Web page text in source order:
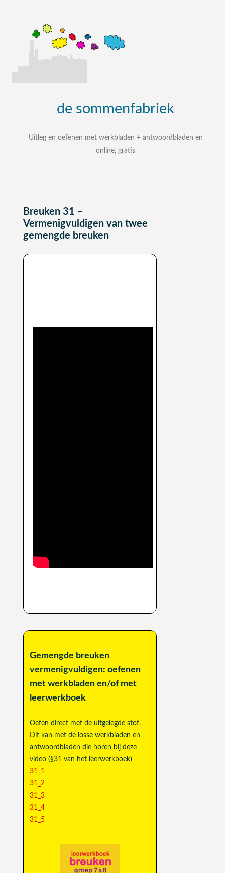
de sommenfabriek
Uitleg en oefenen met werkbladen + antwoordbladen en
online, gratis
Breuken 31 –
Vermenigvuldigen van twee
gemengde breuken
Gemengde breuken
vermenigvuldigen: oefenen
met werkbladen en/of met
leerwerkboek
Oefen direct met de uitgelegde stof.
Dit kan met de losse werkbladen en
antwoordbladen die horen bij deze
video (§31 van het leerwerkboek)
31_1
31_2
31_3
31_4
31_5